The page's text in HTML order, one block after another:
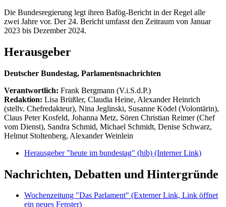
Die Bundesregierung legt ihren Bafög-Bericht in der Regel alle
zwei Jahre vor. Der 24. Bericht umfasst den Zeitraum von Januar
2023 bis Dezember 2024.
Herausgeber
Deutscher Bundestag, Parlamentsnachrichten
Verantwortlich: Frank Bergmann (V.i.S.d.P.)
Redaktion: Lisa Brüßler, Claudia Heine, Alexander Heinrich
(stellv. Chefredakteur), Nina Jeglinski, Susanne Ködel (Volontärin),
Claus Peter Kosfeld, Johanna Metz, Sören Christian Reimer (Chef
vom Dienst), Sandra Schmid, Michael Schmidt, Denise Schwarz,
Helmut Stoltenberg, Alexander Weinlein
Herausgeber "heute im bundestag" (hib) (Interner Link)
Nachrichten, Debatten und Hintergründe
Wochenzeitung "Das Parlament" (Externer Link, Link öffnet
ein neues Fenster)